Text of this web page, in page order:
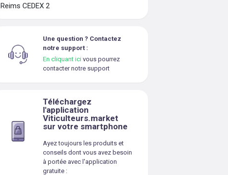
Reims CEDEX 2
Une question ? Contactez
notre support :
En cliquant ici vous pourrez
contacter notre support
Téléchargez
l'application
Viticulteurs.market
sur votre smartphone
Ayez toujours les produits et
conseils dont vous avez besoin
à portée avec l'application
gratuite :